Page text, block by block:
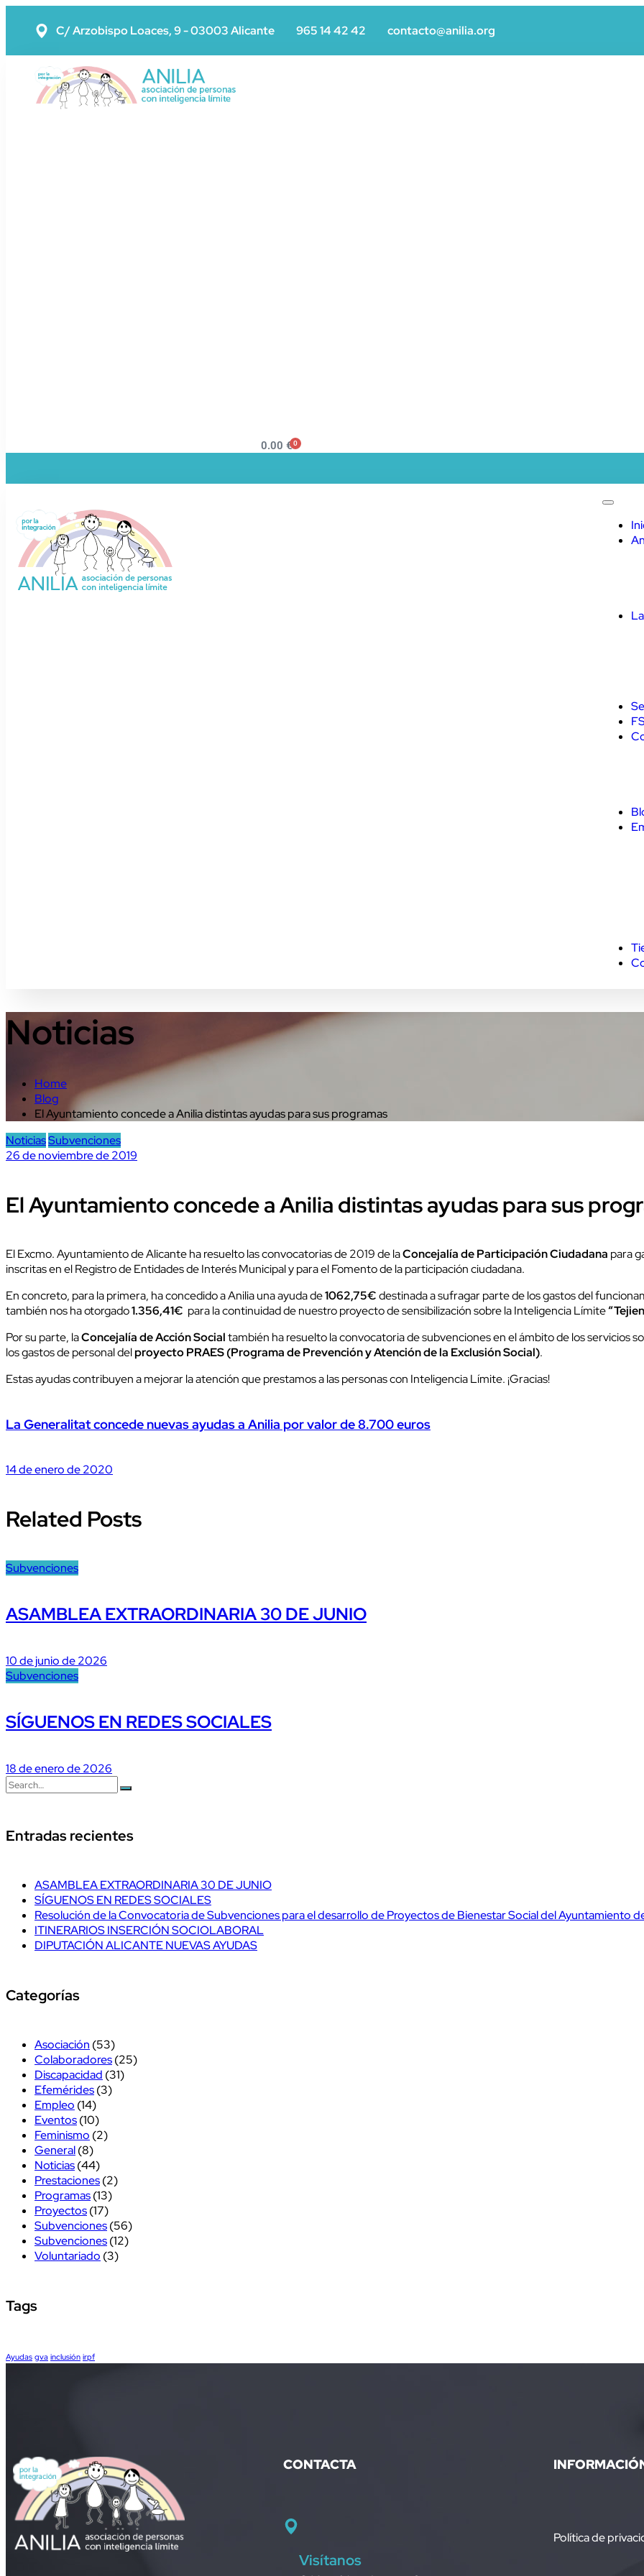
C/ Arzobispo Loaces, 9 - 03003 Alicante 965 14 42 42 contacto@anilia.org
0.00 €0
Noticias
Home
Blog
El Ayuntamiento concede a Anilia distintas ayudas para sus programas
NoticiasSubvenciones
26 de noviembre de 2019
El Ayuntamiento concede a Anilia distintas ayudas para sus
El Excmo. Ayuntamiento de Alicante ha resuelto las convocatorias de 2019 de laConcejalía de Participación Ciudadana para
inscritas en el Registro de Entidades de Interés Municipal y para el Fomento de la participación ciudadana.
En concreto, para la primera, ha concedido a Anilia una ayuda de1062,75€destinada a sufragar parte de los gastos del
también nos ha otorgado1.356,41€ para la continuidad de nuestro proyecto de sensibilización sobre la Inteligencia Límite
Por su parte, laConcejalía de Acción Socialtambién ha resuelto la convocatoria de subvenciones en el ámbito de los servicios
los gastos de personal delproyecto PRAES (Programa de Prevención y Atención de la Exclusión Social).
Estas ayudas contribuyen a mejorar la atención que prestamos a las personas con Inteligencia Límite. ¡Gracias!
La Generalitat concede nuevas ayudas a Anilia por valor de 8.700 euros
14 de enero de 2020
Related Posts
Subvenciones
ASAMBLEA EXTRAORDINARIA 30 DE JUNIO
10 de junio de 2026
Subvenciones
SÍGUENOS EN REDES SOCIALES
18 de enero de 2026
Entradas recientes
ASAMBLEA EXTRAORDINARIA 30 DE JUNIO
SÍGUENOS EN REDES SOCIALES
Resolución de la Convocatoria de Subvenciones para el desarrollo de Proyectos de Bienestar Social del Ayuntamiento
ITINERARIOS INSERCIÓN SOCIOLABORAL
DIPUTACIÓN ALICANTE NUEVAS AYUDAS
Categorías
Asociación (53)
Colaboradores(25)
Discapacidad (31)
Efemérides(3)
Empleo (14)
Eventos(10)
Feminismo (2)
General(8)
Noticias(44)
Prestaciones(2)
Programas(13)
Proyectos(17)
Subvenciones(56)
Subvenciones(12)
Voluntariado (3)
Tags
Ayudas gva inclusión irpf
CONTACTA
Visítanos
Política de